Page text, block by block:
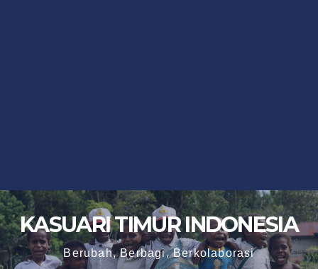
KASUARI TIMUR INDONESIA
Berubah, Berbagi, Berkolaborasi